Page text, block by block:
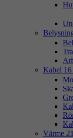
Kabel 16
Värme 21